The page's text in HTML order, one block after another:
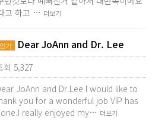
고 하고 … 더보기
인기 Dear JoAnn and Dr. Lee
회 5,327
JoAnn and Dr.Lee I would like to
you for a wonderful job VIP has
really enjoyed my… 더보기